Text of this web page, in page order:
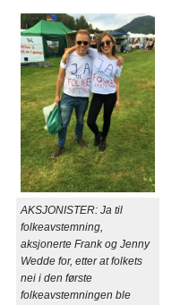
AKSJONISTER: Ja til
folkeavstemning,
aksjonerte Frank og Jenny
Wedde for, etter at folkets
nei i den første
folkeavstemningen ble